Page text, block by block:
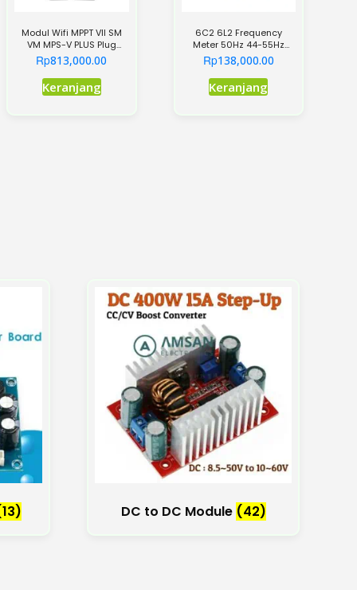
Modul Wifi MPPT VII SM
VM MPS-V PLUS Plug
Kabel Dongle Wifi Inverter
Rp813,000.00
Keranjang
6C2 6L2 Frequency
Meter 50Hz 44-55Hz
Hertz Meter AC 380V
Rp138,000.00
Keranjang
DC to DC Module (42)